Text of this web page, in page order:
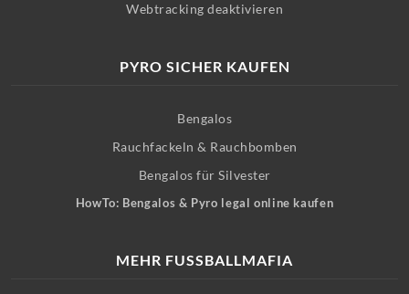
Webtracking deaktivieren
PYRO SICHER KAUFEN
Bengalos
Rauchfackeln & Rauchbomben
Bengalos für Silvester
HowTo: Bengalos & Pyro legal online kaufen
MEHR FUSSBALLMAFIA